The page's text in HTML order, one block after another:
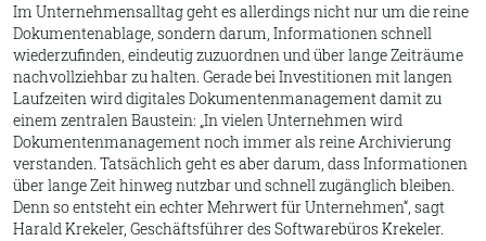
Im Unternehmensalltag geht es allerdings nicht nur um die reine
Dokumentenablage, sondern darum, Informationen schnell
wiederzufinden, eindeutig zuzuordnen und über lange Zeiträume
nachvollziehbar zu halten. Gerade bei Investitionen mit langen
Laufzeiten wird digitales Dokumentenmanagement damit zu
einem zentralen Baustein: In vielen Unternehmen wird
Dokumentenmanagement noch immer als reine Archivierung
verstanden. Tatsächlich geht es aber darum, dass Informationen
über lange Zeit hinweg nutzbar und schnell zugänglich bleiben.
Denn so entsteht ein echter Mehrwert für Unternehmen , sagt
Harald Krekeler, Geschäftsführer des Softwarebüros Krekeler.